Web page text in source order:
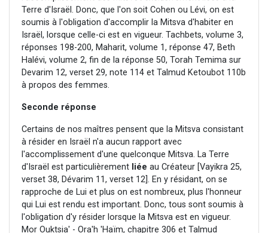
Terre d'Israël. Donc, que l'on soit Cohen ou Lévi, on est
soumis à l'obligation d'accomplir la Mitsva d'habiter en
Israël, lorsque celle-ci est en vigueur. Tachbets, volume 3,
réponses 198-200, Maharit, volume 1, réponse 47, Beth
Halévi, volume 2, fin de la réponse 50, Torah Temima sur
Devarim 12, verset 29, note 114 et Talmud Ketoubot 110b
à propos des femmes.
Seconde réponse
Certains de nos maîtres pensent que la Mitsva consistant
à résider en Israël n'a aucun rapport avec
l'accomplissement d'une quelconque Mitsva. La Terre
d'Israël est particulièrement liée au Créateur [Vayikra 25,
verset 38, Dévarim 11, verset 12]. En y résidant, on se
rapproche de Lui et plus on est nombreux, plus l'honneur
qui Lui est rendu est important. Donc, tous sont soumis à
l'obligation d'y résider lorsque la Mitsva est en vigueur.
Mor Ouktsia' - Ora'h 'Haïm, chapitre 306 et Talmud